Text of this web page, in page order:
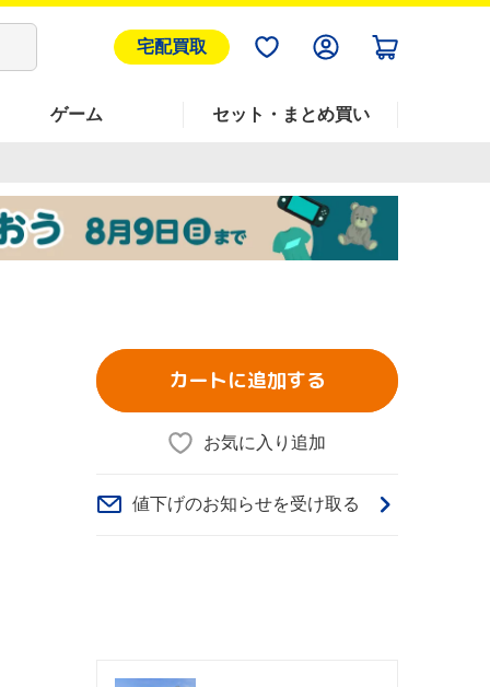
宅配買取
ゲーム セット・まとめ買い
カートに追加する
お気に入り追加
値下げのお知らせを受け取る